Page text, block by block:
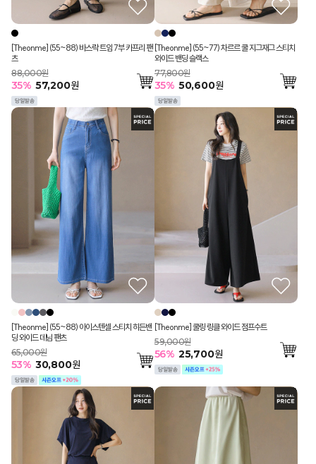
[Theonme] (55~88) 바스락 트임 7부 카프리 팬
츠
88,000원
35% 57,200원
[Theonme] (55~77) 차르르 쿨 지그재그 스티치
와이드 밴딩 슬랙스
77,800원
35% 50,600원
[Theonme] (55~88) 아이스텐셀 스티치 히든밴
딩 와이드 데님 팬츠
65,000원
53% 30,800원
[Theonme] 쿨링 링클 와이드 점프수트
59,000원
56% 25,700원